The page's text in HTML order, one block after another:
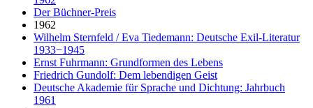
Der Büchner-Preis
1962
Wilhelm Sternfeld / Eva Tiedemann: Deutsche Exil-Literatur
1933−1945
Ernst Fuhrmann: Grundformen des Lebens
Friedrich Gundolf: Dem lebendigen Geist
Deutsche Akademie für Sprache und Dichtung: Jahrbuch
1961